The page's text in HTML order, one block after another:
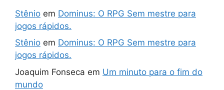
Stênio em Dominus: O RPG Sem mestre para
jogos rápidos.
Stênio em Dominus: O RPG Sem mestre para
jogos rápidos.
Joaquim Fonseca em Um minuto para o fim do
mundo